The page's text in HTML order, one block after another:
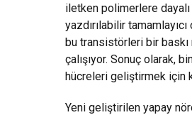
iletken polimerlere
yazdırılabilir
bu transistörleri bir
çalışıyor. Sonuç olarak,
hücreleri geliştirmek için
Yeni geliştirilen yapay